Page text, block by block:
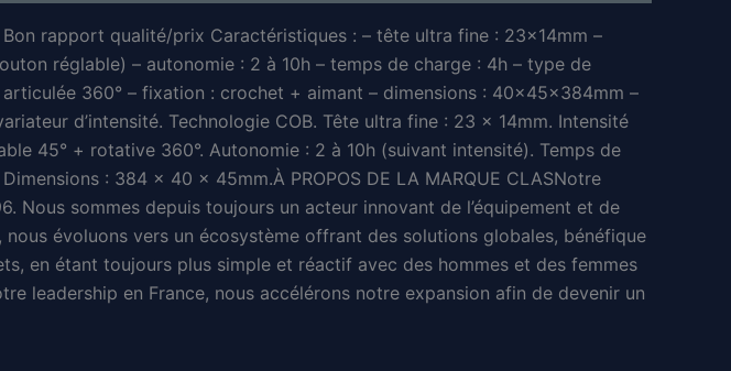
Bon rapport qualité/prix Caractéristiques : – tête ultra fine : 23x14mm –
réglable) – autonomie : 2 à 10h – temps de charge : 4h – type de
360° – fixation : crochet + aimant – dimensions : 40x45x384mm –
d’intensité. Technologie COB. Tête ultra fine : 23 x 14mm. Intensité
45° + rotative 360°. Autonomie : 2 à 10h (suivant intensité). Temps de
: 384 x 40 x 45mm.À PROPOS DE LA MARQUE CLASNotre
Nous sommes depuis toujours un acteur innovant de l’équipement et de
évoluons vers un écosystème offrant des solutions globales, bénéfique
en étant toujours plus simple et réactif avec des hommes et des femmes
leadership en France, nous accélérons notre expansion afin de devenir un